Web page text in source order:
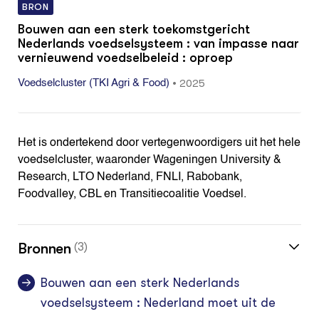
BRON
Bouwen aan een sterk toekomstgericht
Nederlands voedselsysteem : van impasse naar
vernieuwend voedselbeleid : oproep
Voedselcluster (TKI Agri & Food) • 2025
Het is ondertekend door vertegenwoordigers uit het hele
voedselcluster, waaronder Wageningen University &
Research, LTO Nederland, FNLI, Rabobank,
Foodvalley, CBL en Transitiecoalitie Voedsel.
Bronnen (3)
Bouwen aan een sterk Nederlands
voedselsysteem : Nederland moet uit de